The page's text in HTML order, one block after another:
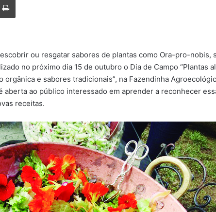
ou resgatar sabores de plantas como Ora-pro-nobis,
no próximo dia 15 de outubro o Dia de Campo “Plantas
orgânica e sabores tradicionais”, na Fazendinha
aberta ao público interessado em aprender a reconhecer
receitas.